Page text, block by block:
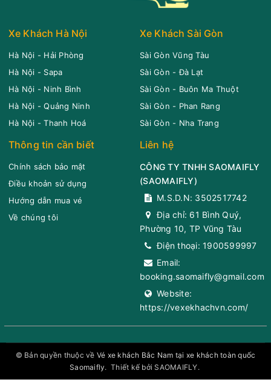
Xe Khách Hà Nội
Hà Nội - Hải Phòng
Hà Nội - Sapa
Hà Nội - Ninh Bình
Hà Nội - Quảng Ninh
Hà Nội - Thanh Hoá
Xe Khách Sài Gòn
Sài Gòn Vũng Tàu
Sài Gòn - Đà Lạt
Sài Gòn - Buôn Ma Thuột
Sài Gòn - Phan Rang
Sài Gòn - Nha Trang
Thông tin cần biết
Chính sách bảo mật
Điều khoản sử dụng
Hướng dẫn mua vé
Về chúng tôi
Liên hệ
CÔNG TY TNHH SAOMAIFLY
(SAOMAIFLY)
M.S.D.N: 3502517742
Địa chỉ: 61 Bình Quý,
Phường 10, TP Vũng Tàu
Điện thoại: 1900599997
Email:
booking.saomaifly@gmail.com
Website:
https://vexekhachvn.com/
© Bản quyền thuộc về Vé xe khách Bắc Nam tại xe khách toàn quốc
Saomaifly. Thiết kế bởi SAOMAIFLY.